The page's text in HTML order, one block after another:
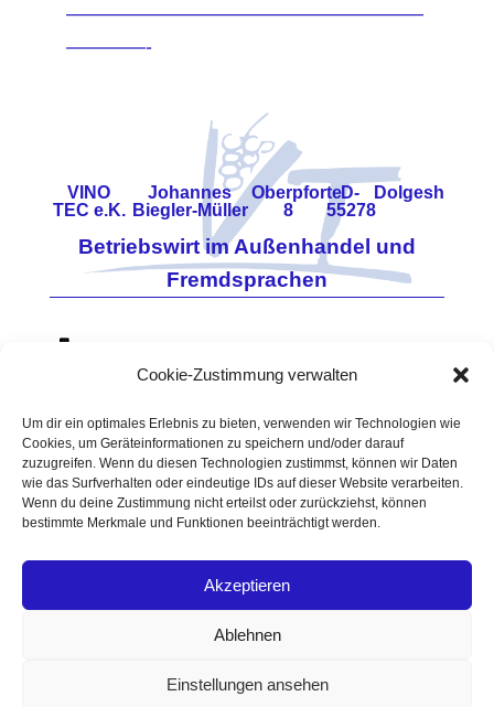
Cookie-Zustimmung verwalten
Um dir ein optimales Erlebnis zu bieten, verwenden wir Technologien wie
Cookies, um Geräteinformationen zu speichern und/oder darauf
zuzugreifen. Wenn du diesen Technologien zustimmst, können wir Daten
wie das Surfverhalten oder eindeutige IDs auf dieser Website verarbeiten.
Wenn du deine Zustimmung nicht erteilst oder zurückziehst, können
bestimmte Merkmale und Funktionen beeinträchtigt werden.
Akzeptieren
Ablehnen
Einstellungen ansehen
——————————————————
————-
VINO
TEC e.K.
Johannes
Biegler-Müller
Oberpforte
8
D-
55278
Dolgesheim
Betriebswirt im Außenhandel und
Fremdsprachen
06733 - 960114
Vino-Tec@t-online.de
https://www.vino-tec.de
ID-
Amtsgericht Mainz
90HRA 3460
Cookie-Richtlinie (EU)